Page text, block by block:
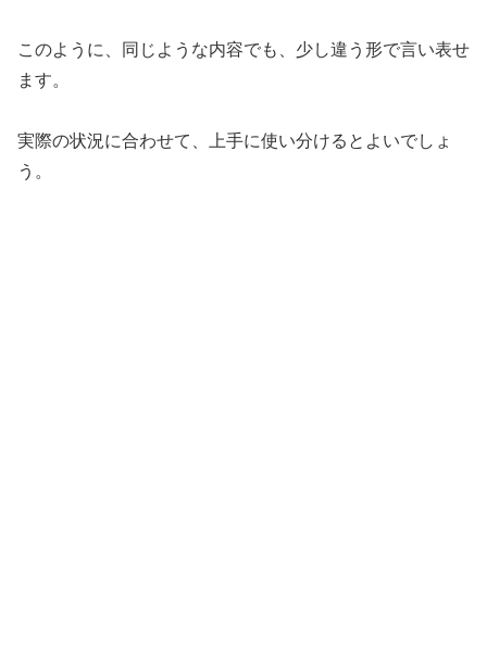
このように、同じような内容でも、少し違う形で言い表せ
ます。
実際の状況に合わせて、上手に使い分けるとよいでしょ
う。